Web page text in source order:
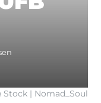
Stock | Nomad_Soul